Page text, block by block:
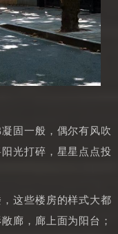
固一般，偶尔有风吹
光打碎，星星点点投
这些楼房的样式大都
廊，廊上面为阳台；